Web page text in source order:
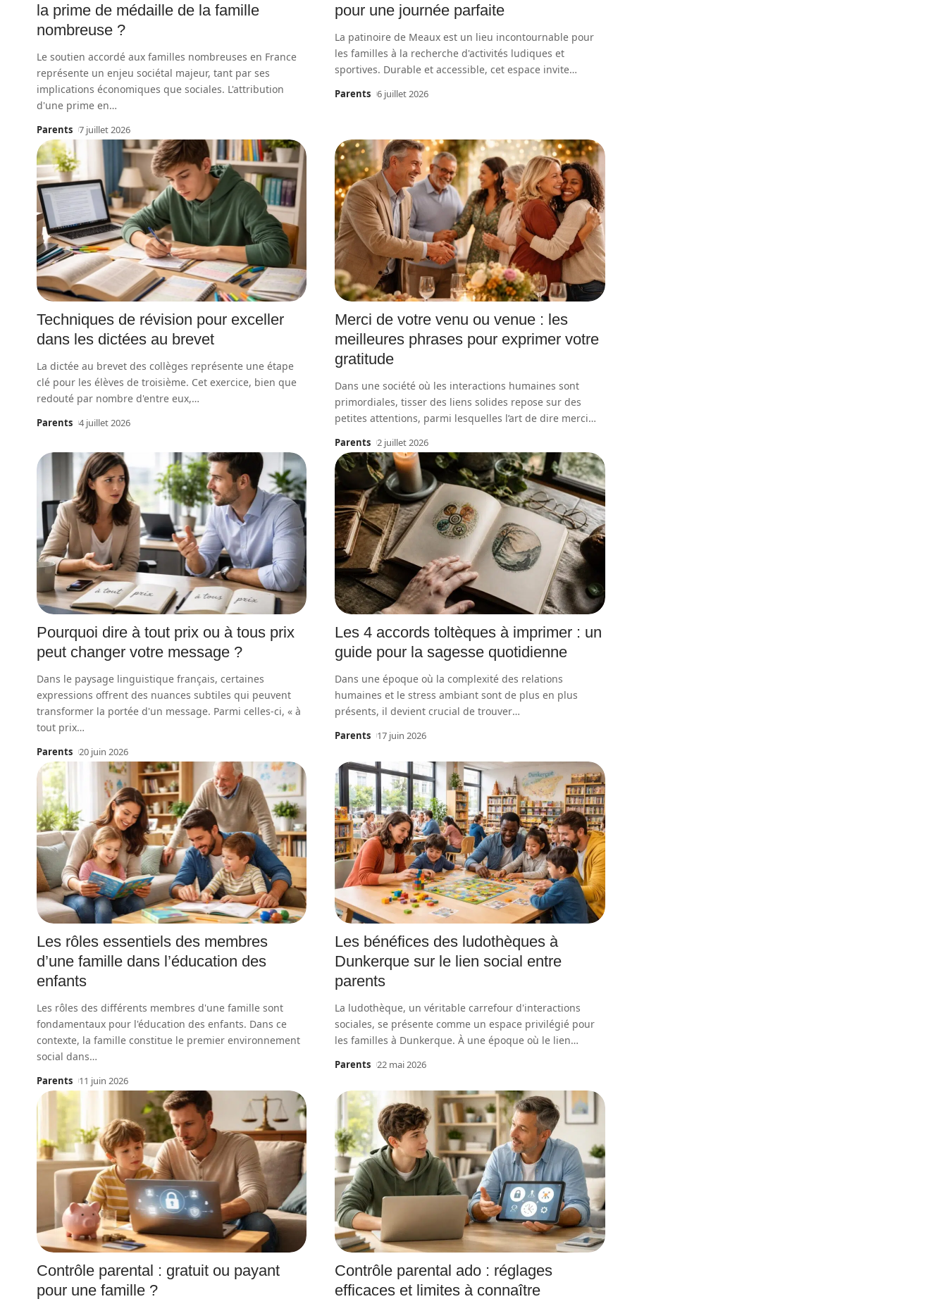
la prime de médaille de la famille
nombreuse ?
Le soutien accordé aux familles nombreuses en France
représente un enjeu sociétal majeur, tant par ses
implications économiques que sociales. L'attribution
d'une prime en…
Parents 7 juillet 2026
pour une journée parfaite
La patinoire de Meaux est un lieu incontournable pour
les familles à la recherche d'activités ludiques et
sportives. Durable et accessible, cet espace invite…
Parents 6 juillet 2026
Techniques de révision pour exceller
dans les dictées au brevet
La dictée au brevet des collèges représente une étape
clé pour les élèves de troisième. Cet exercice, bien que
redouté par nombre d'entre eux,…
Parents 4 juillet 2026
Merci de votre venu ou venue : les
meilleures phrases pour exprimer votre
gratitude
Dans une société où les interactions humaines sont
primordiales, tisser des liens solides repose sur des
petites attentions, parmi lesquelles l’art de dire merci…
Parents 2 juillet 2026
Pourquoi dire à tout prix ou à tous prix
peut changer votre message ?
Dans le paysage linguistique français, certaines
expressions offrent des nuances subtiles qui peuvent
transformer la portée d'un message. Parmi celles-ci, « à
tout prix…
Parents 20 juin 2026
Les 4 accords toltèques à imprimer : un
guide pour la sagesse quotidienne
Dans une époque où la complexité des relations
humaines et le stress ambiant sont de plus en plus
présents, il devient crucial de trouver…
Parents 17 juin 2026
Les rôles essentiels des membres
d’une famille dans l’éducation des
enfants
Les rôles des différents membres d'une famille sont
fondamentaux pour l'éducation des enfants. Dans ce
contexte, la famille constitue le premier environnement
social dans…
Parents 11 juin 2026
Les bénéfices des ludothèques à
Dunkerque sur le lien social entre
parents
La ludothèque, un véritable carrefour d'interactions
sociales, se présente comme un espace privilégié pour
les familles à Dunkerque. À une époque où le lien…
Parents 22 mai 2026
Contrôle parental : gratuit ou payant
pour une famille ?
Contrôle parental ado : réglages
efficaces et limites à connaître